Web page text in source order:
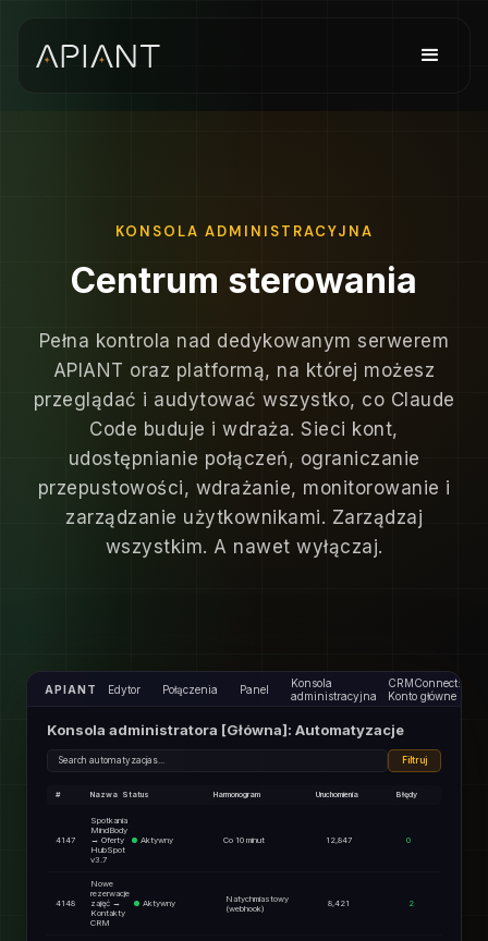
KONSOLA ADMINISTRACYJNA
Centrum sterowania
Pełna kontrola nad dedykowanym serwerem
APIANT oraz platformą, na której możesz
przeglądać i audytować wszystko, co Claude
Code buduje i wdraża. Sieci kont,
udostępnianie połączeń, ograniczanie
przepustowości, wdrażanie, monitorowanie i
zarządzanie użytkownikami. Zarządzaj
wszystkim. A nawet wyłączaj.
APIANT Edytor Połączenia Panel
Konsola
administracyjna
CRMConnect:
Konto główne
Konsola administratora [Główna]: Automatyzacje
Search automatyzacjas... Filtruj
# Nazwa Status Harmonogram Uruchomienia Błędy
4147
Spotkania
MindBody
→ Oferty
HubSpot
v3.7
Aktywny Co 10 minut 12,847 0
4148
Nowe
rezerwacje
zajęć →
Kontakty
CRM
Aktywny
Natychmiastowy
(webhook)
8,421 2